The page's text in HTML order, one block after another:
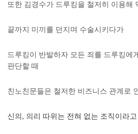
또한 김경수가 드루킹을 철저히 이용해
끝까지 미끼를 던지며 수술시키다가
드루킹이 반발하자 모든 죄를 드루킹에
판단할 때
친노친문들은 철저한 비즈니스 관계로
신의, 의리 따위는 전혀 없는 조직이라